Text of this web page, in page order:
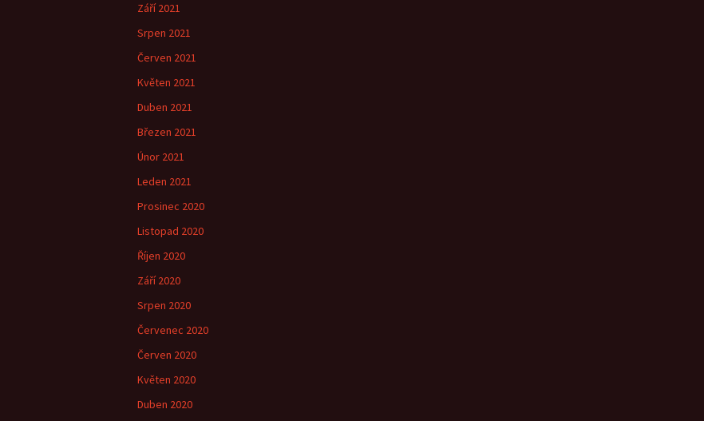
Září 2021
Srpen 2021
Červen 2021
Květen 2021
Duben 2021
Březen 2021
Únor 2021
Leden 2021
Prosinec 2020
Listopad 2020
Říjen 2020
Září 2020
Srpen 2020
Červenec 2020
Červen 2020
Květen 2020
Duben 2020